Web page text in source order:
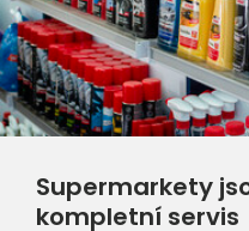
Supermarkety
kompletní servis